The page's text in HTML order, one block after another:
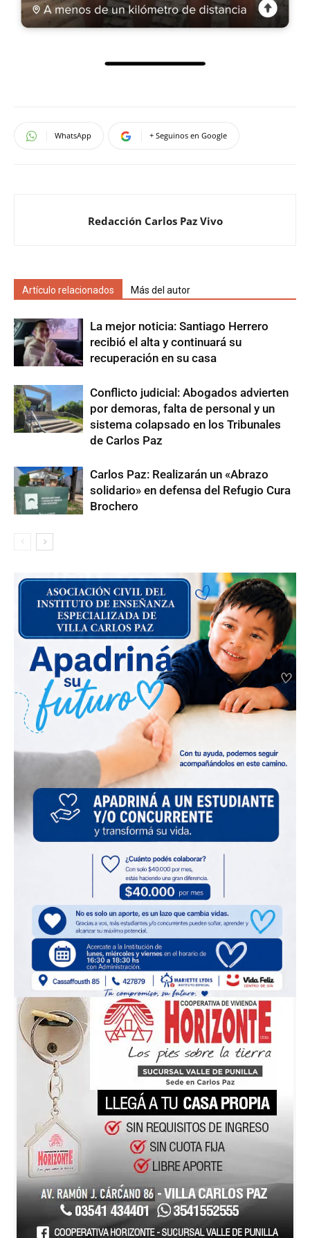
WhatsApp + Seguinos en Google
Redacción Carlos Paz Vivo
Artículo relacionados Más del autor
La mejor noticia: Santiago Herrero
recibió el alta y continuará su
recuperación en su casa
Conflicto judicial: Abogados advierten
por demoras, falta de personal y un
sistema colapsado en los Tribunales
de Carlos Paz
Carlos Paz: Realizarán un «Abrazo
solidario» en defensa del Refugio Cura
Brochero